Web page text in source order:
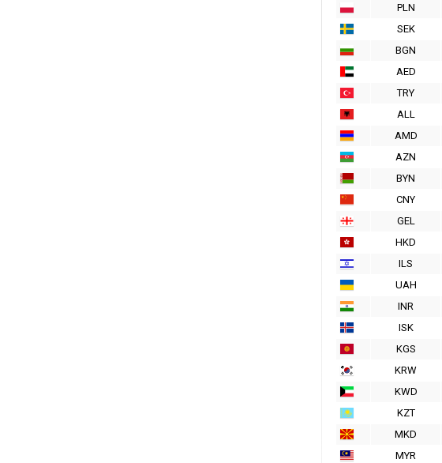
PLN
SEK
BGN
AED
TRY
ALL
AMD
AZN
BYN
CNY
GEL
HKD
ILS
UAH
INR
ISK
KGS
KRW
KWD
KZT
MKD
MYR